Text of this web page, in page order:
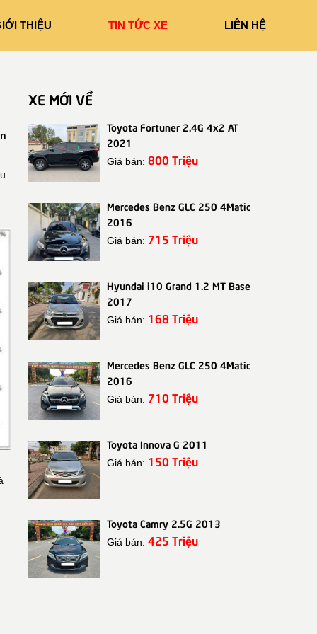
THIỆU TIN TỨC XE LIÊN HỆ
XE MỚI VỀ
Toyota Fortuner 2.4G 4x2 AT
2021
Giá bán: 800 Triệu
Mercedes Benz GLC 250 4Matic
2016
Giá bán: 715 Triệu
Hyundai i10 Grand 1.2 MT Base
2017
Giá bán: 168 Triệu
Mercedes Benz GLC 250 4Matic
2016
Giá bán: 710 Triệu
Toyota Innova G 2011
Giá bán: 150 Triệu
Toyota Camry 2.5G 2013
Giá bán: 425 Triệu